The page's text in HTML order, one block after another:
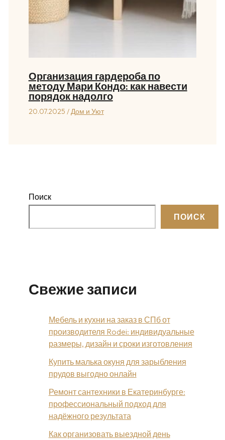
Организация гардероба по
методу Мари Кондо: как навести
порядок надолго
20.07.2025 /Дом и Уют
Поиск
ПОИСК
Свежие записи
Мебель и кухни на заказ в СПб от
производителя Rodei: индивидуальные
размеры, дизайн и сроки изготовления
Купить малька окуня для зарыбления
прудов выгодно онлайн
Ремонт сантехники в Екатеринбурге:
профессиональный подход для
надёжного результата
Как организовать выездной день